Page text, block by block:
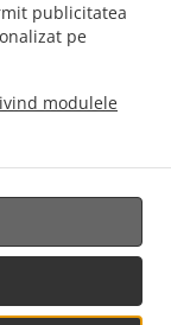
publicitatea
pe
modulele
Livrare mâncare
Sector 2
.